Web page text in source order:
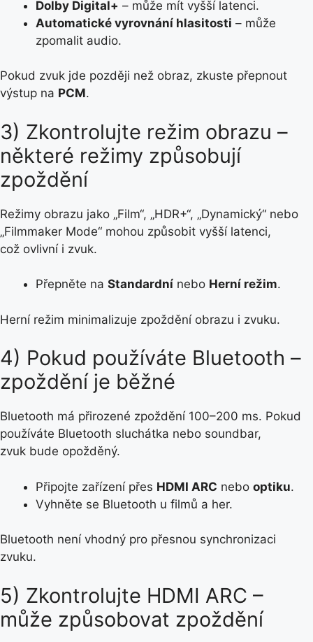
Dolby Digital+ – může mít vyšší latenci.
Automatické vyrovnání hlasitosti – může
zpomalit audio.
Pokud zvuk jde později než obraz, zkuste přepnout
výstup na PCM.
3) Zkontrolujte režim obrazu –
některé režimy způsobují
zpoždění
Režimy obrazu jako „Film“, „HDR+“, „Dynamický“ nebo
„Filmmaker Mode“ mohou způsobit vyšší latenci,
což ovlivní i zvuk.
Přepněte na Standardní nebo Herní režim.
Herní režim minimalizuje zpoždění obrazu i zvuku.
4) Pokud používáte Bluetooth –
zpoždění je běžné
Bluetooth má přirozené zpoždění 100–200 ms. Pokud
používáte Bluetooth sluchátka nebo soundbar,
zvuk bude opožděný.
Připojte zařízení přes HDMI ARC nebo optiku.
Vyhněte se Bluetooth u filmů a her.
Bluetooth není vhodný pro přesnou synchronizaci
zvuku.
5) Zkontrolujte HDMI ARC –
může způsobovat zpoždění